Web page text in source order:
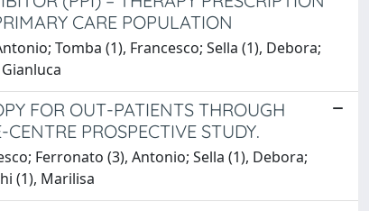
CARE POPULATION
Tomba (1), Francesco; Sella (1), Debora;
FOR OUT-PATIENTS THROUGH
PROSPECTIVE STUDY.
Ferronato (3), Antonio; Sella (1), Debora;
(1), Marilisa